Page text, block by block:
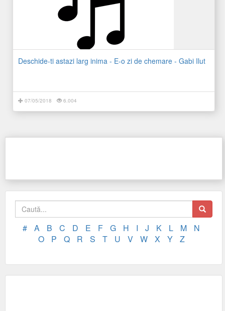
Deschide-ti astazi larg inima - E-o zi de chemare - Gabi Ilut
07/05/2018 6.004
# A B C D E F G H I J K L M
N
O
P Q R S T U V W X Y Z